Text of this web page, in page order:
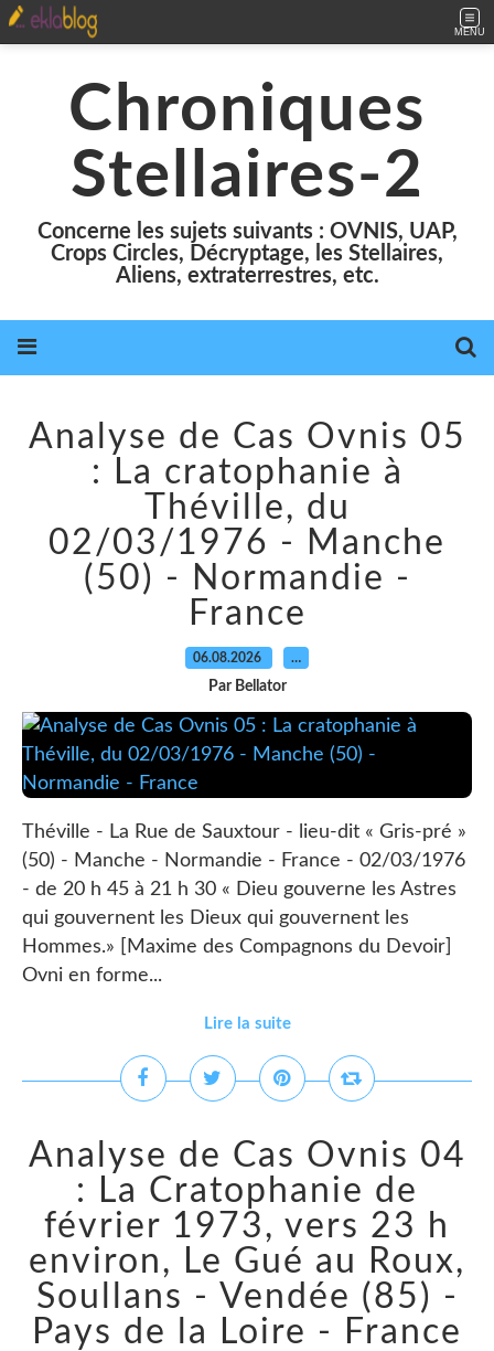
MENU
Chroniques
Stellaires-2
Concerne les sujets suivants : OVNIS, UAP,
Crops Circles, Décryptage, les Stellaires,
Aliens, extraterrestres, etc.
Analyse de Cas Ovnis 05
: La cratophanie à
Théville, du
02/03/1976 - Manche
(50) - Normandie -
France
06.08.2026 …
Par Bellator
Théville - La Rue de Sauxtour - lieu-dit « Gris-pré »
(50) - Manche - Normandie - France - 02/03/1976
- de 20 h 45 à 21 h 30 « Dieu gouverne les Astres
qui gouvernent les Dieux qui gouvernent les
Hommes.» [Maxime des Compagnons du Devoir]
Ovni en forme...
Lire la suite
Analyse de Cas Ovnis 04
: La Cratophanie de
février 1973, vers 23 h
environ, Le Gué au Roux,
Soullans - Vendée (85) -
Pays de la Loire - France